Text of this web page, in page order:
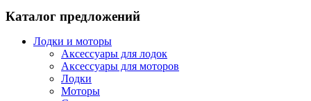
Каталог предложений
Лодки и моторы
Аксессуары для лодок
Аксессуары для моторов
Лодки
Моторы